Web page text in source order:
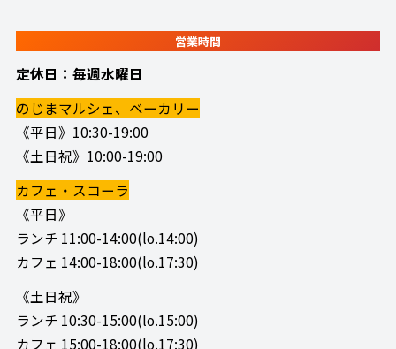
営業時間
定休日：毎週水曜日
のじまマルシェ、ベーカリー
《平日》10:30-19:00
《土日祝》10:00-19:00
カフェ・スコーラ
《平日》
ランチ 11:00-14:00(lo.14:00)
カフェ 14:00-18:00(lo.17:30)
《土日祝》
ランチ 10:30-15:00(lo.15:00)
カフェ 15:00-18:00(lo.17:30)